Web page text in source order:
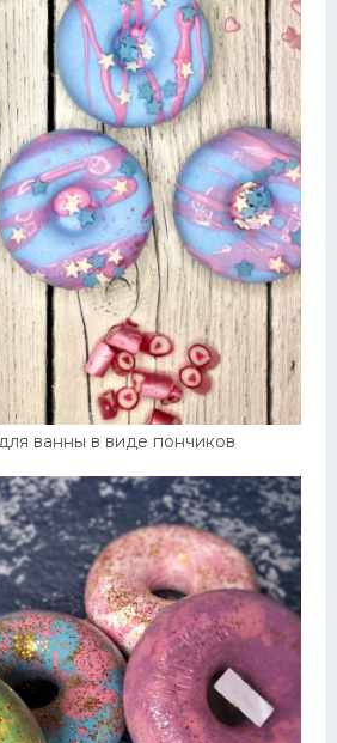
ванны в виде пончиков